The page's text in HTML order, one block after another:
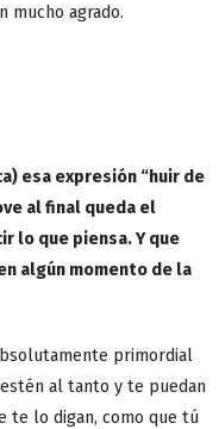
mucho agrado.
esa expresión “huir de
al final queda el
lo que piensa. Y que
algún momento de la
primordial
al tanto y te puedan
te lo digan, como que tú